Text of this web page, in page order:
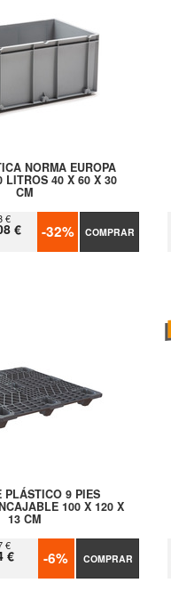
NORMA EUROPA
LITROS 40 X 60 X 30
CM
€
€ -32% COMPRAR
PLÁSTICO 9 PIES
100 X 120 X
13 CM
€
€ -6% COMPRAR